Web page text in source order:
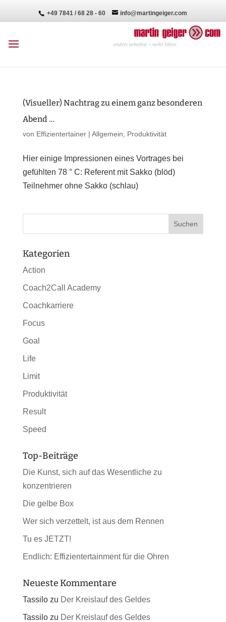
+49 7841 / 68 28 - 60 info@martingeiger.com
(Visueller) Nachtrag zu einem ganz besonderen
Abend …
von Effizientertainer| Allgemein Produktivität
Hier einige Impressionen eines Vortrages bei
gefühlten 78 ° C: Referent mit Sakko (blöd)
Teilnehmer ohne Sakko (schlau)
Kategorien
Action
Coach2Call Academy
Coachkarriere
Focus
Goal
Life
Limit
Produktivität
Result
Speed
Top-Beiträge
Die Kunst, sich auf das Wesentliche zu
konzentrieren
Die gelbe Box
Wer sich verzettelt, ist aus dem Rennen
Tu es JETZT!
Endlich: Effizientertainment für die Ohren
Neueste Kommentare
Tassilozu Der Kreislauf des Geldes
Tassilozu Der Kreislauf des Geldes